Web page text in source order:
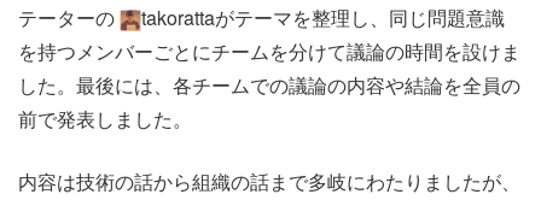
テーターの
takorattaがテーマを整理し、同じ問題意識
を持つメンバーごとにチームを分けて議論の時間を設けま
した。最後には、各チームでの議論の内容や結論を全員の
前で発表しました。
内容は技術の話から組織の話まで多岐にわたりましたが、